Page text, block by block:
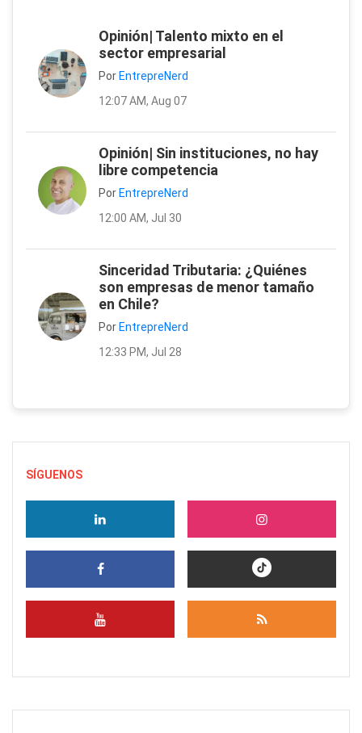
Opinión| Talento mixto en el
sector empresarial
Por EntrepreNerd
12:07 AM, Aug 07
Opinión| Sin instituciones, no hay
libre competencia
Por EntrepreNerd
12:00 AM, Jul 30
Sinceridad Tributaria: ¿Quiénes
son empresas de menor tamaño
en Chile?
Por EntrepreNerd
12:33 PM, Jul 28
SÍGUENOS